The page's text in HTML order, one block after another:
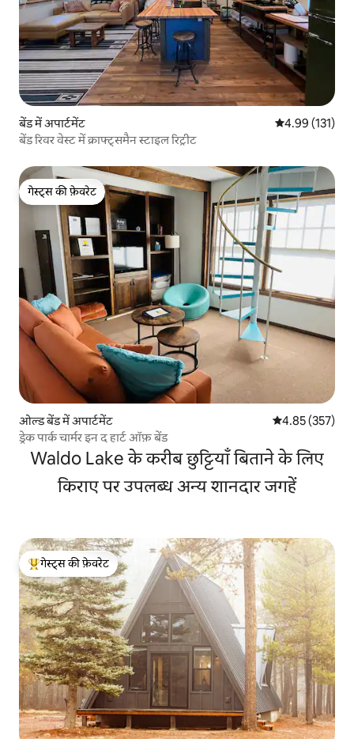
बेंड में अपार्टमेंट औसत रेटिंग 5 में से
4.99 (131)
बेंड रिवर वेस्ट में क्राफ्ट्समैन स्टाइल रिट्रीट
गेस्ट्स की फ़ेवरेट
गेस्ट्स की फ़ेवरेट
ओल्ड बेंड में अपार्टमेंट औसत रेटिंग 5 में से
4.85 (357)
ड्रेक पार्क चार्मर इन द हार्ट ऑफ़ बेंड
Waldo Lake के करीब छुट्टियाँ बिताने के लिए
किराए पर उपलब्ध अन्य शानदार जगहें
गेस्ट्स का टॉप फ़ेवरेट
गेस्ट्स की फ़ेवरेट